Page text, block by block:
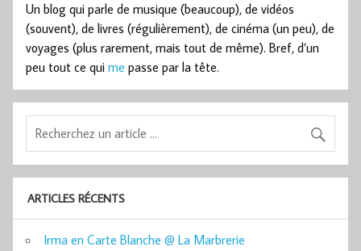
Un blog qui parle de musique (beaucoup), de vidéos
(souvent), de livres (régulièrement), de cinéma (un peu), de
voyages (plus rarement, mais tout de même). Bref, d’un
peu tout ce qui me passe par la tête.
ARTICLES RÉCENTS
Irma en Carte Blanche @ La Marbrerie